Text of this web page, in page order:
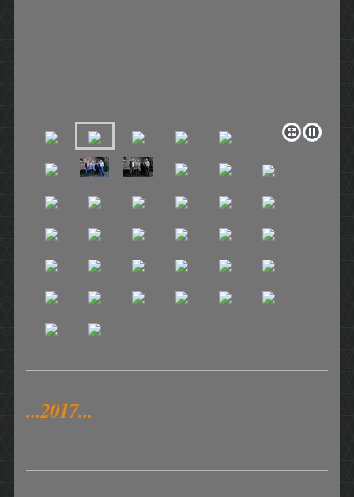
...2017...